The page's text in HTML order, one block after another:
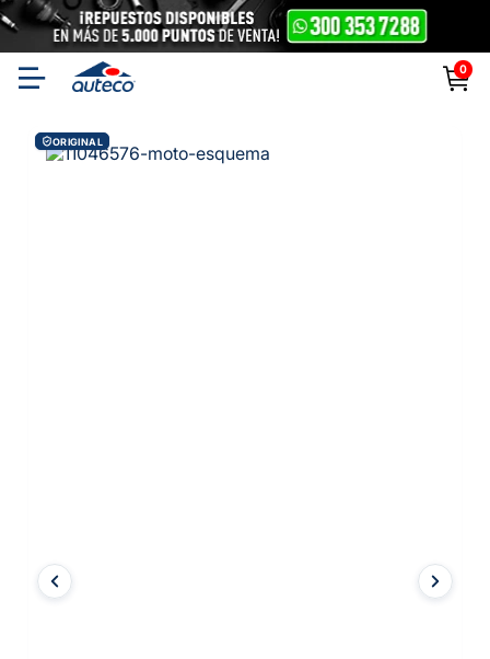
0
ORIGINAL